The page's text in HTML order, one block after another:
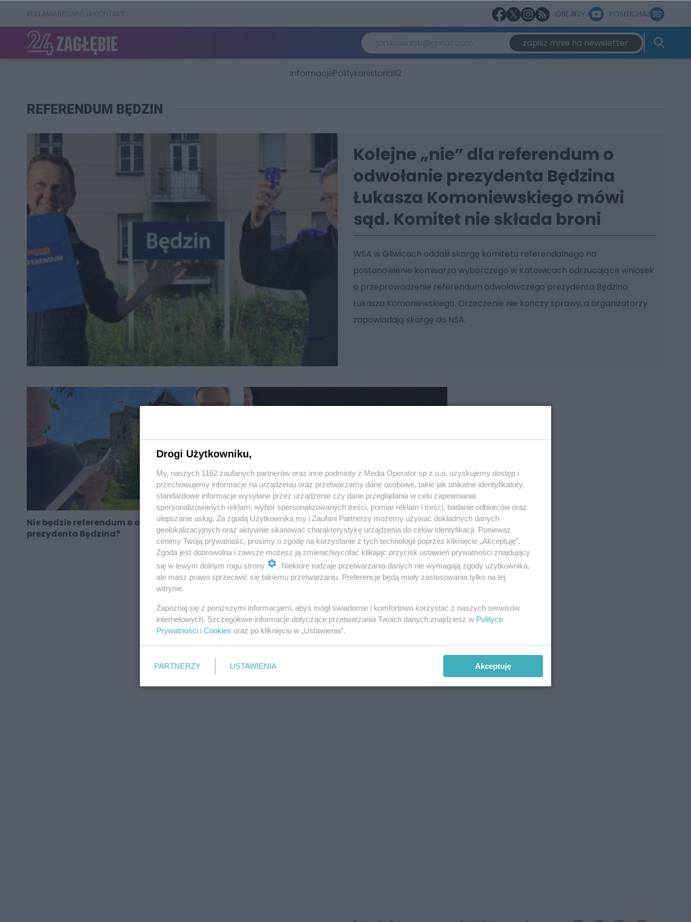
REKLAMAREDAKCJAKONTAKT OBEJRZYJ POSŁUCHAJ
zapisz mnie na newsletter
InformacjePolitykaHistoria112
REFERENDUM BĘDZIN
Kolejne „nie” dla referendum o
odwołanie prezydenta Będzina
Łukasza Komoniewskiego mówi
sąd. Komitet nie składa broni
WSA w Gliwicach oddalił skargę komitetu referendalnego na
postanowienie komisarza wyborczego w Katowicach odrzucające wniosek
o przeprowadzenie referendum odwoławczego prezydenta Będzina
Łukasza Komoniewskiego. Orzeczenie nie kończy sprawy, a organizatorzy
zapowiadają skargę do NSA.
Nie będzie referendum o odwołaniu
prezydenta Będzina?
Będzin. Prezydent Łukasz Komoniewski
zostanie odwołany?
REKLAMA
Drogi Użytkowniku,
My, naszych 1162 zaufanych partnerów oraz inne podmioty z Media Operator sp z.o.o. uzyskujemy dostęp i
przechowujemy informacje na urządzeniu oraz przetwarzamy dane osobowe, takie jak unikalne identyfikatory,
standardowe informacje wysyłane przez urządzenie czy dane przeglądania w celu zapewniania
spersonalizowanych reklam, wybór spersonalizowanych treści, pomiar reklam i treści, badanie odbiorców oraz
ulepszanie usług. Za zgodą Użytkownika my i Zaufani Partnerzy możemy używać dokładnych danych
geolokalizacyjnych oraz aktywnie skanować charakterystykę urządzenia do celów identyfikacji. Ponieważ
cenimy Twoją prywatność, prosimy o zgodę na korzystanie z tych technologii poprzez kliknięcie „Akceptuję”.
Zgoda jest dobrowolna i zawsze możesz ją zmienić/wycofać klikając przycisk ustawień prywatności znajdujący
się w lewym dolnym rogu strony
. Niektóre rodzaje przetwarzania danych nie wymagają zgody użytkownika,
ale masz prawo sprzeciwić się takiemu przetwarzaniu. Preferencje będą miały zastosowania tylko na tej
witrynie.
Zapoznaj się z poniższymi informacjami, abyś mógł świadomie i komfortowo korzystać z naszych serwisów
internetowych. Szczegółowe informacje dotyczące przetwarzania Twoich danych znajdziesz w Polityce
Prywatności i Cookies oraz po kliknięciu w „Ustawienia”.
PARTNERZY USTAWIENIA Akceptuję